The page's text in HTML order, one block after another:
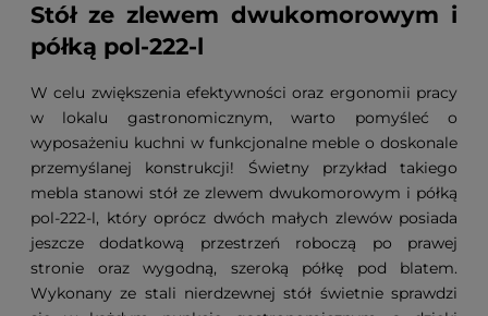
Stół ze zlewem dwukomorowym i
półką pol-222-l
W celu zwiększenia efektywności oraz ergonomii pracy
w lokalu gastronomicznym, warto pomyśleć o
wyposażeniu kuchni w funkcjonalne meble o doskonale
przemyślanej konstrukcji! Świetny przykład takiego
mebla stanowi stół ze zlewem dwukomorowym i półką
pol-222-l, który oprócz dwóch małych zlewów posiada
jeszcze dodatkową przestrzeń roboczą po prawej
stronie oraz wygodną, szeroką półkę pod blatem.
Wykonany ze stali nierdzewnej stół świetnie sprawdzi